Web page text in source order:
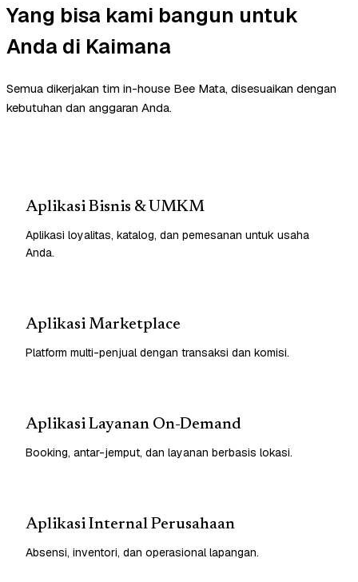
Yang bisa kami bangun untuk
Anda di Kaimana
Semua dikerjakan tim in-house Bee Mata, disesuaikan dengan
kebutuhan dan anggaran Anda.
Aplikasi Bisnis & UMKM
Aplikasi loyalitas, katalog, dan pemesanan untuk usaha
Anda.
Aplikasi Marketplace
Platform multi-penjual dengan transaksi dan komisi.
Aplikasi Layanan On-Demand
Booking, antar-jemput, dan layanan berbasis lokasi.
Aplikasi Internal Perusahaan
Absensi, inventori, dan operasional lapangan.